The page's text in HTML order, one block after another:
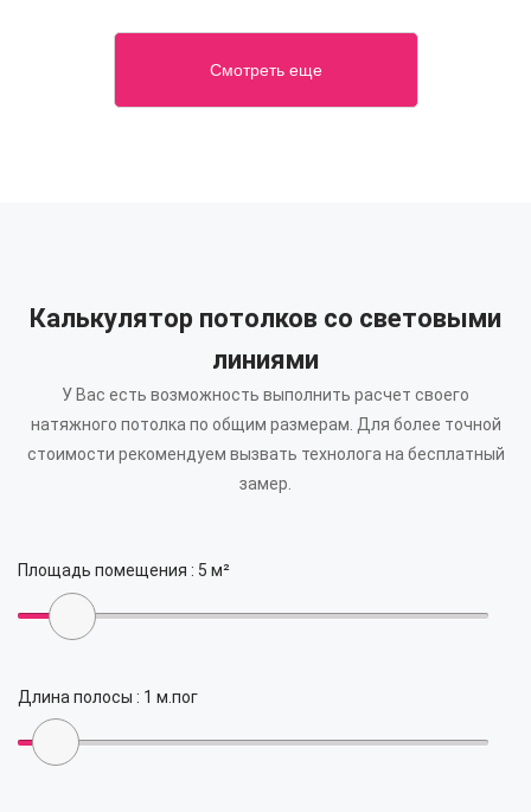
Смотреть еще
Калькулятор потолков со световыми
линиями
У Вас есть возможность выполнить расчет своего
натяжного потолка по общим размерам. Для более точной
стоимости рекомендуем вызвать технолога на бесплатный
замер.
Площадь помещения : 5 м²
Длина полосы : 1 м.пог